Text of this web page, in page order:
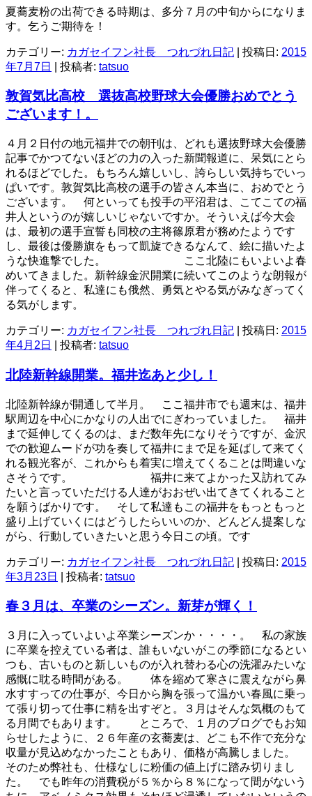
夏蕎麦粉の出荷できる時期は、多分７月の中旬からになりま
す。乞うご期待を！
カテゴリー: カガセイフン社長 つれづれ日記 | 投稿日: 2015
年7月7日
投稿者: tatsuo
敦賀気比高校 選抜高校野球大会優勝おめでとう
ございます！。
４月２日付の地元福井での朝刊は、どれも選抜野球大会優勝
記事でかつてないほどの力の入った新聞報道に、呆気にとら
れるほどでした。もちろん嬉しいし、誇らしい気持ちでいっ
ぱいです。敦賀気比高校の選手の皆さん本当に、おめでとう
ございます。 何といっても投手の平沼君は、こてこての福
井人というのが嬉しいじゃないですか。そういえば今大会
は、最初の選手宣誓も同校の主将篠原君が務めたようです
し、最後は優勝旗をもって凱旋できるなんて、絵に描いたよ
うな快進撃でした。 ここ北陸にもいよいよ春
めいてきました。新幹線金沢開業に続いてこのような朗報が
伴ってくると、私達にも俄然、勇気とやる気がみなぎってく
る気がします。
カテゴリー: カガセイフン社長 つれづれ日記 | 投稿日: 2015
年4月2日
投稿者: tatsuo
北陸新幹線開業。福井迄あと少し！
北陸新幹線が開通して半月。 ここ福井市でも週末は、福井
駅周辺を中心にかなりの人出でにぎわっていました。 福井
まで延伸してくるのは、まだ数年先になりそうですが、金沢
での歓迎ムードが功を奏して福井にまで足を延ばして来てく
れる観光客が、これからも着実に増えてくることは間違いな
さそうです。 福井に来てよかった又訪れてみ
たいと言っていただける人達がおおぜい出てきてくれること
を願うばかりです。 そして私達もこの福井をもっともっと
盛り上げていくにはどうしたらいいのか、どんどん提案しな
がら、行動していきたいと思う今日この頃。です
カテゴリー: カガセイフン社長 つれづれ日記 | 投稿日: 2015
年3月23日
投稿者: tatsuo
春３月は、卒業のシーズン。新芽が輝く！
３月に入っていよいよ卒業シーズンか・・・・。 私の家族
に卒業を控えている者は、誰もいないがこの季節になるとい
つも、古いものと新しいものが入れ替わる心の洗濯みたいな
感慨に耽る時間がある。 体を縮めて寒さに震えながら鼻
水すすっての仕事が、今日から胸を張って温かい春風に乗っ
て張り切って仕事に精を出すぞと。３月はそんな気概のもて
る月間でもあります。 ところで、１月のブログでもお知
らせしたように、２６年産の玄蕎麦は、どこも不作で充分な
収量が見込めなかったこともあり、価格が高騰しました。
そのため弊社も、仕様なしに粉価の値上げに踏み切りまし
た。 でも昨年の消費税が５％から８％になって間がないう